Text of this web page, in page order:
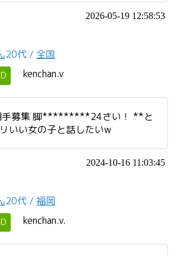
2026-05-19 12:58:53
20代 / 全国
kenchan.v
手募集 脚*********24さい！ **と
いい女の子と話したいw
2024-10-16 11:03:45
20代 / 福岡
kenchan.v.